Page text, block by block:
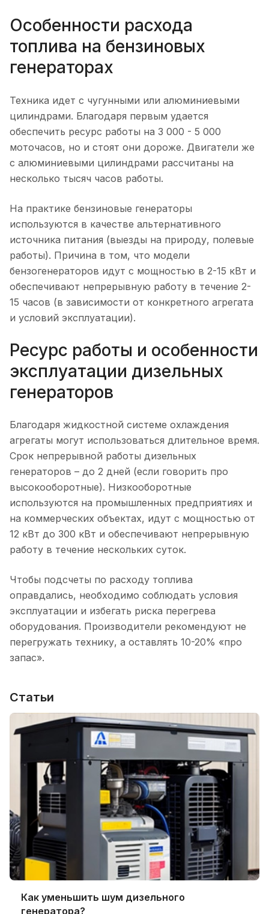
Особенности расхода
топлива на бензиновых
генераторах
Техника идет с чугунными или алюминиевыми
цилиндрами. Благодаря первым удается
обеспечить ресурс работы на 3 000 - 5 000
моточасов, но и стоят они дороже. Двигатели же
с алюминиевыми цилиндрами рассчитаны на
несколько тысяч часов работы.
На практике бензиновые генераторы
используются в качестве альтернативного
источника питания (выезды на природу, полевые
работы). Причина в том, что модели
бензогенераторов идут с мощностью в 2-15 кВт и
обеспечивают непрерывную работу в течение 2-
15 часов (в зависимости от конкретного агрегата
и условий эксплуатации).
Ресурс работы и особенности
эксплуатации дизельных
генераторов
Благодаря жидкостной системе охлаждения
агрегаты могут использоваться длительное время.
Срок непрерывной работы дизельных
генераторов – до 2 дней (если говорить про
высокооборотные). Низкооборотные
используются на промышленных предприятиях и
на коммерческих объектах, идут с мощностью от
12 кВт до 300 кВт и обеспечивают непрерывную
работу в течение нескольких суток.
Чтобы подсчеты по расходу топлива
оправдались, необходимо соблюдать условия
эксплуатации и избегать риска перегрева
оборудования. Производители рекомендуют не
перегружать технику, а оставлять 10-20% «про
запас».
Статьи
Как уменьшить шум дизельного
генератора?